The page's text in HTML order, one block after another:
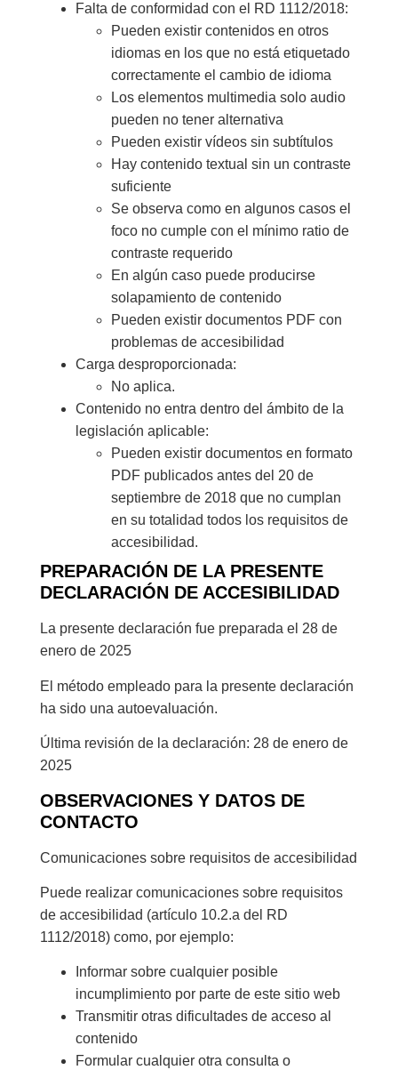
Falta de conformidad con el RD 1112/2018:
Pueden existir contenidos en otros
idiomas en los que no está etiquetado
correctamente el cambio de idioma
Los elementos multimedia solo audio
pueden no tener alternativa
Pueden existir vídeos sin subtítulos
Hay contenido textual sin un contraste
suficiente
Se observa como en algunos casos el
foco no cumple con el mínimo ratio de
contraste requerido
En algún caso puede producirse
solapamiento de contenido
Pueden existir documentos PDF con
problemas de accesibilidad
Carga desproporcionada:
No aplica.
Contenido no entra dentro del ámbito de la
legislación aplicable:
Pueden existir documentos en formato
PDF publicados antes del 20 de
septiembre de 2018 que no cumplan
en su totalidad todos los requisitos de
accesibilidad.
PREPARACIÓN DE LA PRESENTE
DECLARACIÓN DE ACCESIBILIDAD
La presente declaración fue preparada el 28 de
enero de 2025
El método empleado para la presente declaración
ha sido una autoevaluación.
Última revisión de la declaración: 28 de enero de
2025
OBSERVACIONES Y DATOS DE
CONTACTO
Comunicaciones sobre requisitos de accesibilidad
Puede realizar comunicaciones sobre requisitos
de accesibilidad (artículo 10.2.a del RD
1112/2018) como, por ejemplo:
Informar sobre cualquier posible
incumplimiento por parte de este sitio web
Transmitir otras dificultades de acceso al
contenido
Formular cualquier otra consulta o